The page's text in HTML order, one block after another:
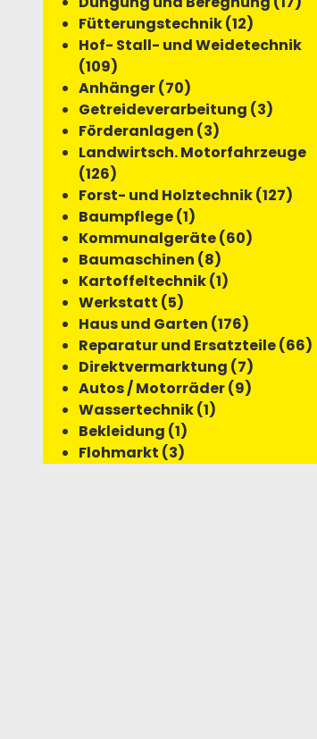
Fütterungstechnik (12)
Hof- Stall- und Weidetechnik
(109)
Anhänger (70)
Getreideverarbeitung (3)
Förderanlagen (3)
Landwirtsch. Motorfahrzeuge
(126)
Forst- und Holztechnik (127)
Baumpflege (1)
Kommunalgeräte (60)
Baumaschinen (8)
Kartoffeltechnik (1)
Werkstatt (5)
Haus und Garten (176)
Reparatur und Ersatzteile (66)
Direktvermarktung (7)
Autos / Motorräder (9)
Wassertechnik (1)
Bekleidung (1)
Flohmarkt (3)